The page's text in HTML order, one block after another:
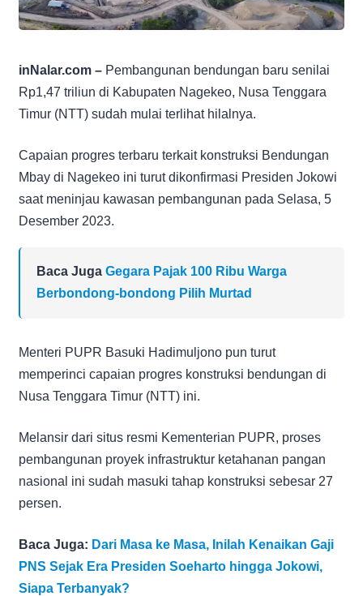
inNalar.com – Pembangunan bendungan baru senilai
Rp1,47 triliun di Kabupaten Nagekeo, Nusa Tenggara
Timur (NTT) sudah mulai terlihat hilalnya.
Capaian progres terbaru terkait konstruksi Bendungan
Mbay di Nagekeo ini turut dikonfirmasi Presiden Jokowi
saat meninjau kawasan pembangunan pada Selasa, 5
Desember 2023.
Baca Juga Gegara Pajak 100 Ribu Warga
Berbondong-bondong Pilih Murtad
Menteri PUPR Basuki Hadimuljono pun turut
memperinci capaian progres konstruksi bendungan di
Nusa Tenggara Timur (NTT) ini.
Melansir dari situs resmi Kementerian PUPR, proses
pembangunan proyek infrastruktur ketahanan pangan
nasional ini sudah masuki tahap konstruksi sebesar 27
persen.
Baca Juga: Dari Masa ke Masa, Inilah Kenaikan Gaji
PNS Sejak Era Presiden Soeharto hingga Jokowi,
Siapa Terbanyak?